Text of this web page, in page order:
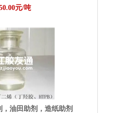
元/吨
，油田助剂，造纸助剂